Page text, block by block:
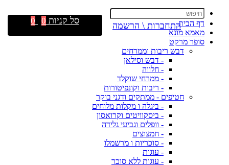
דף הבית
מאמא מונא
סופר מרקט
דבש ריבות וממרחים
- דבש וסילאן
- חלווה
- ממרחי שוקלד
- ריבות וקונפיטורות
חטיפים - ממתקים ודגני בוקר
- ביגלה ו מקלות מלוחים
- ביסקוויטים וקרואסון
- וופלים וגביעי גלידה
- חמצוצים
- סוכריות ו מרשמלו
- עוגות
- עוגות ללא סוכר
התחברות \ הרשמה סל קניות 0
0